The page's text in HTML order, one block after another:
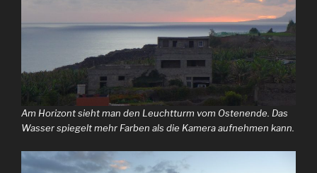
Am Horizont sieht man den Leuchtturm vom Ostenende. Das
Wasser spiegelt mehr Farben als die Kamera aufnehmen kann.